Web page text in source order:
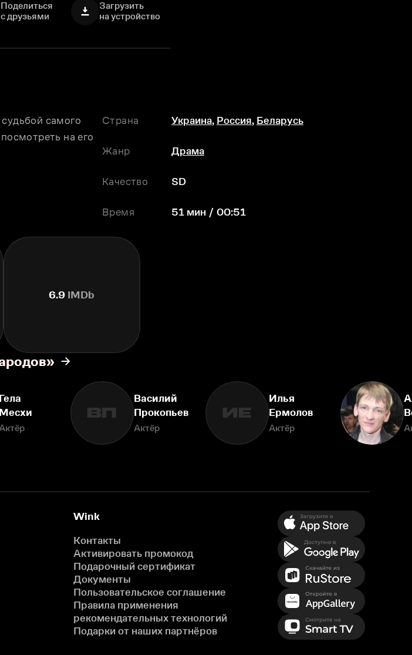
Поделиться
с друзьями
Загрузить
на устройство
самого
на его
Страна Украина, Россия, Беларусь
Жанр Драма
Качество SD
Время 51 мин / 00:51
6.9 IMDb
Гела
Месхи
Актёр
ВП
Василий
Прокопьев
Актёр
ИЕ
Илья
Ермолов
Актёр
Wink
Контакты
Активировать промокод
Подарочный сертификат
Документы
Пользовательское соглашение
Правила применения
рекомендательных технологий
Подарки от наших партнёров